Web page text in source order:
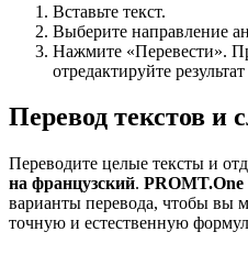
Вставьте текст.
Выберите направление
Нажмите «Перевести».
отредактируйте
Перевод текстов и
Переводите целые тексты и
на французский. PROMT.One
варианты перевода, чтобы вы
точную и естественную